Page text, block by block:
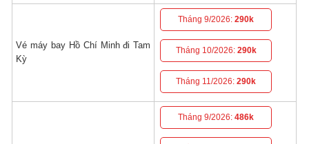
Vé máy bay Hồ Chí Minh đi Tam
Kỳ
Tháng 9/2026:290k
Tháng 10/2026: 290k
Tháng 11/2026:290k
Tháng 9/2026:486k